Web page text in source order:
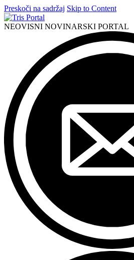
Preskoči na sadržaj Skip to Content
NEOVISNI NOVINARSKI PORTAL